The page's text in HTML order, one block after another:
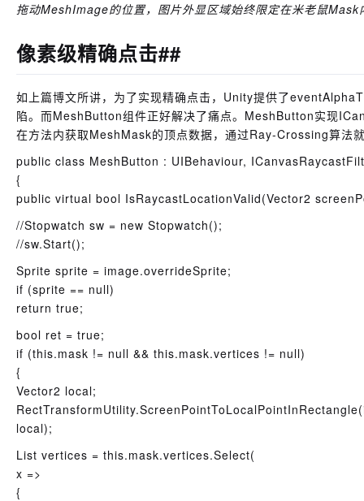
拖动MeshImage的位置，图片外显区域始终限定在米老鼠Mask
像素级精确点击##
如上篇博文所讲，为了实现精确点击，Unity提供了
陷。而MeshButton组件正好解决了痛点。MeshButton实现
在方法内获取MeshMask的顶点数据，通过Ray-Crossing算法
public class MeshButton : UIBehaviour,
{
public virtual bool IsRaycastLocationValid(Vector2
//Stopwatch sw = new Stopwatch();
//sw.Start();
Sprite sprite = image.overrideSprite;
if (sprite == null)
return true;
bool ret = true;
if (this.mask != null && this.mask.vertices != null)
{
Vector2 local;
local);
List vertices = this.mask.vertices.Select(
x =>
{